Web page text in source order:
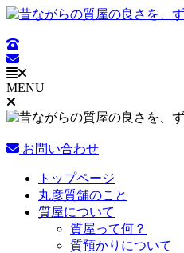
コ
テ
ン
ツ
に
ス
ッ
MENU
お問い合わせ
Main
Menu
トップページ
丸彦質舗のこと
質屋について
質屋って何？
質預かりについて